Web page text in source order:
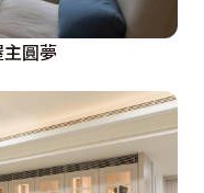
圓夢